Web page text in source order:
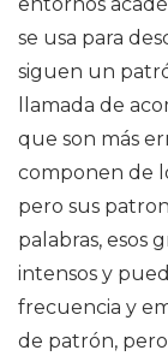
entornos
se usa para
siguen un
llamada de
que son más
componen de
pero sus
palabras, esos
intensos y
frecuencia y
de patrón,